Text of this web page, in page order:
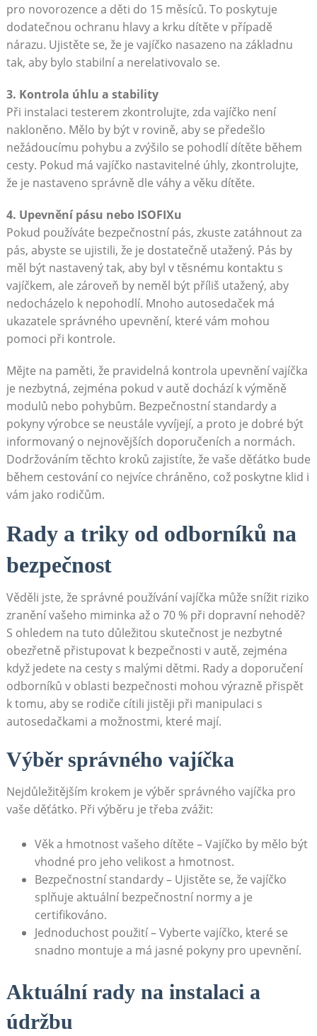
pro novorozence a děti do 15 měsíců. To poskytuje
dodatečnou ochranu hlavy a krku dítěte v případě
nárazu. Ujistěte se, že je vajíčko nasazeno na základnu
tak, aby bylo stabilní a nerelativovalo se.
3. Kontrola úhlu a stability
Při instalaci testerem zkontrolujte, zda vajíčko není
nakloněno. Mělo by být v rovině, aby se předešlo
nežádoucímu pohybu a zvýšilo se pohodlí dítěte během
cesty. Pokud má vajíčko nastavitelné úhly, zkontrolujte,
že je nastaveno správně dle váhy a věku dítěte.
4. Upevnění pásu nebo ISOFIXu
Pokud používáte bezpečnostní pás, zkuste zatáhnout za
pás, abyste se ujistili, že je dostatečně utažený. Pás by
měl být nastavený tak, aby byl v těsnému kontaktu s
vajíčkem, ale zároveň by neměl být příliš utažený, aby
nedocházelo k nepohodlí. Mnoho autosedaček má
ukazatele správného upevnění, které vám mohou
pomoci při kontrole.
Mějte na paměti, že pravidelná kontrola upevnění vajíčka
je nezbytná, zejména pokud v autě dochází k výměně
modulů nebo pohybům. Bezpečnostní standardy a
pokyny výrobce se neustále vyvíjejí, a proto je dobré být
informovaný o nejnovějších doporučeních a normách.
Dodržováním těchto kroků zajistíte, že vaše děťátko bude
během cestování co nejvíce chráněno, což poskytne klid i
vám jako rodičům.
Rady a triky od odborníků na
bezpečnost
Věděli jste, že správné používání vajíčka může snížit riziko
zranění vašeho miminka až o 70 % při dopravní nehodě?
S ohledem na tuto důležitou skutečnost je nezbytné
obezřetně přistupovat k bezpečnosti v autě, zejména
když jedete na cesty s malými dětmi. Rady a doporučení
odborníků v oblasti bezpečnosti mohou výrazně přispět
k tomu, aby se rodiče cítili jistěji při manipulaci s
autosedačkami a možnostmi, které mají.
Výběr správného vajíčka
Nejdůležitějším krokem je výběr správného vajíčka pro
vaše děťátko. Při výběru je třeba zvážit:
Věk a hmotnost vašeho dítěte – Vajíčko by mělo být
vhodné pro jeho velikost a hmotnost.
Bezpečnostní standardy – Ujistěte se, že vajíčko
splňuje aktuální bezpečnostní normy a je
certifikováno.
Jednoduchost použití – Vyberte vajíčko, které se
snadno montuje a má jasné pokyny pro upevnění.
Aktuální rady na instalaci a
údržbu